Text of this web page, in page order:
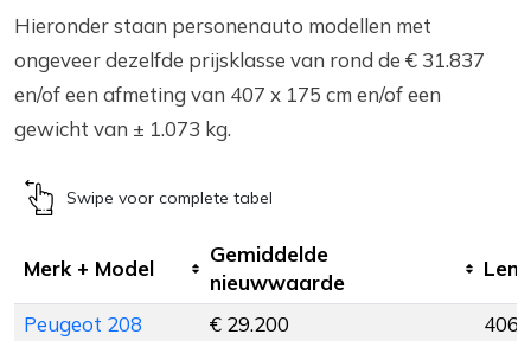
Hieronder staan personenauto modellen met
ongeveer dezelfde prijsklasse van rond de € 31.837
en/of een afmeting van 407 x 175 cm en/of een
gewicht van ± 1.073 kg.
Swipe voor complete tabel
Merk + Model
Gemiddelde
nieuwwaarde
Peugeot 208 € 29.200
406